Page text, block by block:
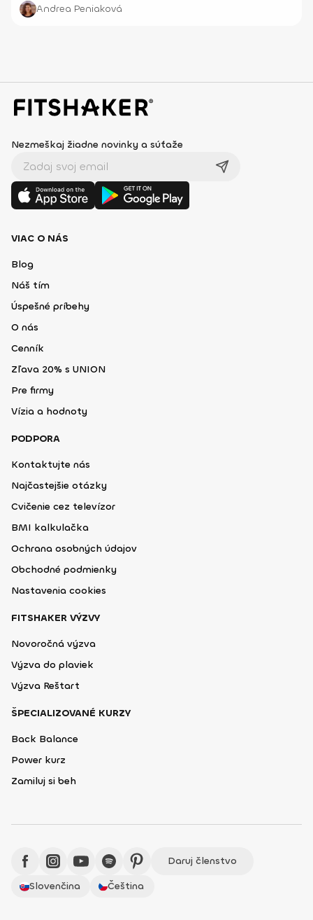
Andrea Peniaková
Nezmeškaj žiadne novinky a súťaže
VIAC O NÁS
Blog
Náš tím
Úspešné príbehy
O nás
Cenník
Zľava 20% s UNION
Pre firmy
Vízia a hodnoty
PODPORA
Kontaktujte nás
Najčastejšie otázky
Cvičenie cez televízor
BMI kalkulačka
Ochrana osobných údajov
Obchodné podmienky
Nastavenia cookies
FITSHAKER VÝZVY
Novoročná výzva
Výzva do plaviek
Výzva Reštart
ŠPECIALIZOVANÉ KURZY
Back Balance
Power kurz
Zamiluj si beh
Daruj členstvo
Slovenčina
Čeština